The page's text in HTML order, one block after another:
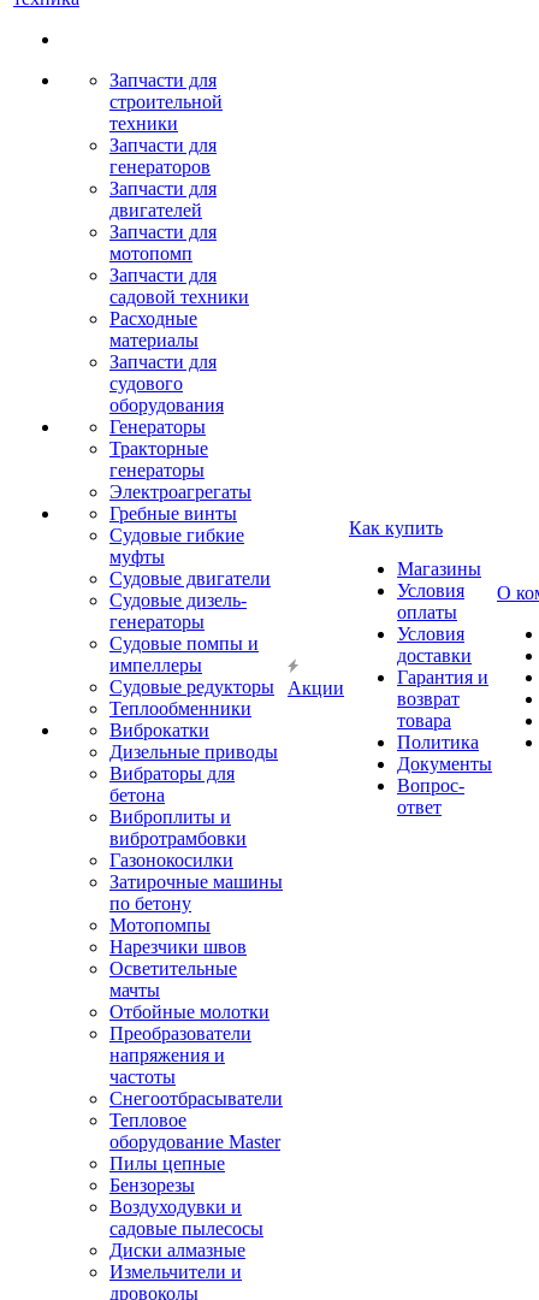
Запчасти для
строительной
техники
Запчасти для
генераторов
Запчасти для
двигателей
Запчасти для
мотопомп
Запчасти для
садовой техники
Расходные
материалы
Запчасти для
судового
оборудования
Генераторы
Тракторные
генераторы
Электроагрегаты
Гребные винты
Судовые гибкие
муфты
Судовые двигатели
Судовые дизель-
генераторы
Судовые помпы и
импеллеры
Судовые редукторы
Теплообменники
Виброкатки
Дизельные приводы
Вибраторы для
бетона
Виброплиты и
вибротрамбовки
Газонокосилки
Затирочные машины
по бетону
Мотопомпы
Нарезчики швов
Осветительные
мачты
Отбойные молотки
Преобразователи
напряжения и
частоты
Снегоотбрасыватели
Тепловое
оборудование Master
Пилы цепные
Бензорезы
Воздуходувки и
садовые пылесосы
Диски алмазные
Измельчители и
дровоколы
Акции
Как купить
Магазины
Условия
оплаты
Условия
доставки
Гарантия и
возврат
товара
Политика
Документы
Вопрос-
ответ
О